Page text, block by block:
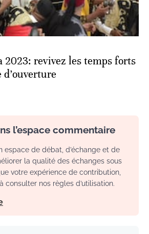
2023: revivez les temps forts
l’espace commentaire
espace de débat, d’échange et de
la qualité des échanges sous
votre expérience de contribution,
consulter nos règles d’utilisation.